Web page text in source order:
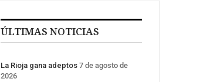
ÚLTIMAS NOTICIAS
La Rioja gana adeptos 7 de agosto de
2026